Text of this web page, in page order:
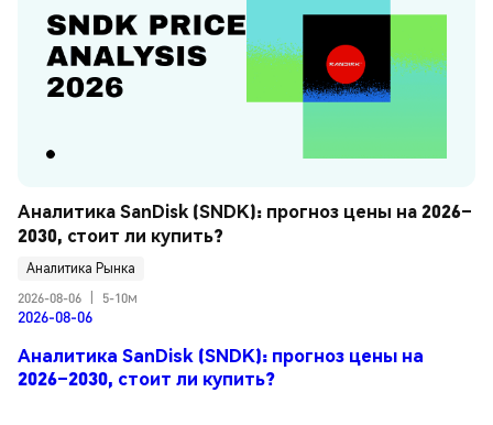
Аналитика SanDisk (SNDK): прогноз цены на 2026–
2030, стоит ли купить?
Аналитика Рынка
2026-08-06
5-10м
2026-08-06
Аналитика SanDisk (SNDK): прогноз цены на
2026–2030, стоит ли купить?